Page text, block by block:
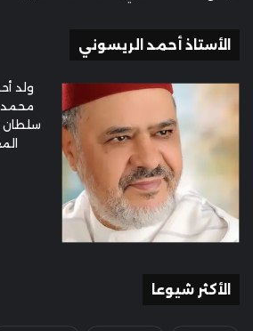
الأستاذ أحمد الريسوني
ولد
محمد
سلطان
الأكثر شيوعا